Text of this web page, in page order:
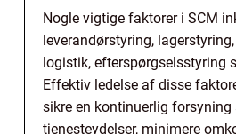
Nogle vigtige faktorer i SCM
leverandørstyring,
logistik, efterspørgselsstyring
Effektiv ledelse af disse
sikre en kontinuerlig forsyning
tjenesteydelser, minimere